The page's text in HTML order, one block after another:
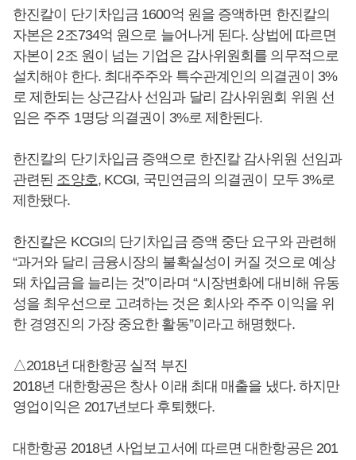
한진칼이 단기차입금 1600억 원을 증액하면 한진칼의
자본은 2조734억 원으로 늘어나게 된다. 상법에 따르면
자본이 2조 원이 넘는 기업은 감사위원회를 의무적으로
설치해야 한다. 최대주주와 특수관계인의 의결권이 3%
로 제한되는 상근감사 선임과 달리 감사위원회 위원 선
임은 주주 1명당 의결권이 3%로 제한된다.
한진칼의 단기차입금 증액으로 한진칼 감사위원 선임과
관련된 조양호, KCGI, 국민연금의 의결권이 모두 3%로
제한됐다.
한진칼은 KCGI의 단기차입금 증액 중단 요구와 관련해
“과거와 달리 금융시장의 불확실성이 커질 것으로 예상
돼 차입금을 늘리는 것”이라며 “시장변화에 대비해 유동
성을 최우선으로 고려하는 것은 회사와 주주 이익을 위
한 경영진의 가장 중요한 활동”이라고 해명했다.
△2018년 대한항공 실적 부진
2018년 대한항공은 창사 이래 최대 매출을 냈다. 하지만
영업이익은 2017년보다 후퇴했다.
대한항공 2018년 사업보고서에 따르면 대한항공은 201